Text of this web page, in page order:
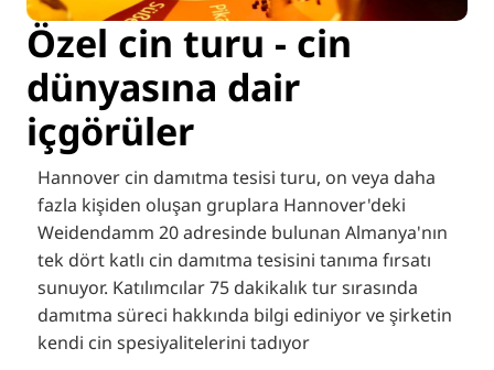
Özel cin turu - cin
dünyasına dair
içgörüler
Hannover cin damıtma tesisi turu, on veya daha
fazla kişiden oluşan gruplara Hannover'deki
Weidendamm 20 adresinde bulunan Almanya'nın
tek dört katlı cin damıtma tesisini tanıma fırsatı
sunuyor. Katılımcılar 75 dakikalık tur sırasında
damıtma süreci hakkında bilgi ediniyor ve şirketin
kendi cin spesiyalitelerini tadıyor